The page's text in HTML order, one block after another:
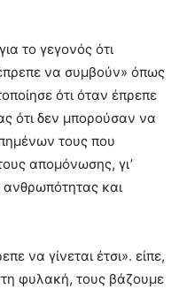
το γεγονός ότι
να συμβούν» όπως
ότι όταν έπρεπε
ότι δεν μπορούσαν να
τους που
απομόνωσης, γι’
και
να γίνεται έτσι». είπε,
φυλακή, τους βάζουμε